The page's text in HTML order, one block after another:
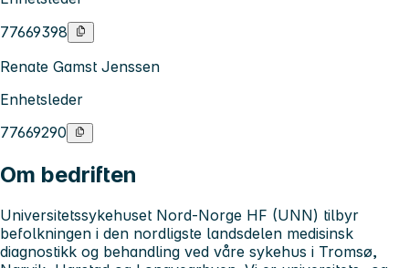
77669398
Renate Gamst Jenssen
Enhetsleder
77669290
Om bedriften
Universitetssykehuset Nord-Norge HF (UNN) tilbyr
befolkningen i den nordligste landsdelen medisinsk
diagnostikk og behandling ved våre sykehus i Tromsø,